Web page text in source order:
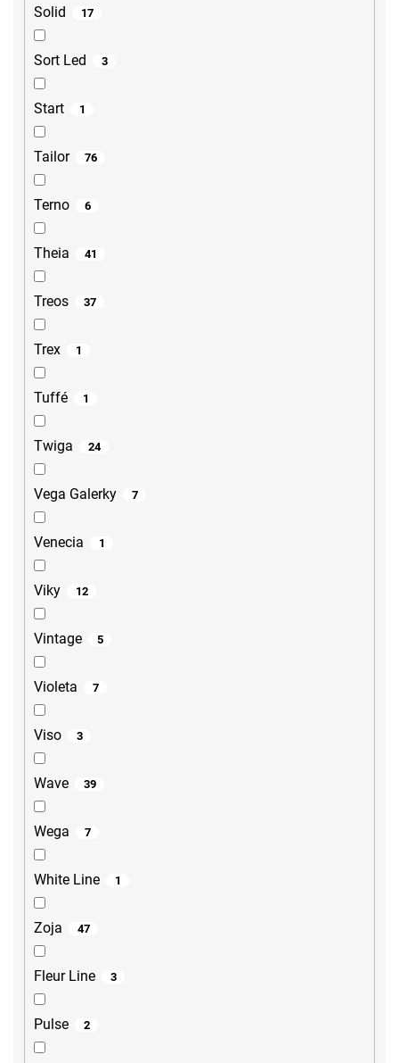
Solid 17
Sort Led 3
Start 1
Tailor 76
Terno 6
Theia 41
Treos 37
Trex 1
Tuffé 1
Twiga 24
Vega Galerky 7
Venecia 1
Viky 12
Vintage 5
Violeta 7
Viso 3
Wave 39
Wega 7
White Line 1
Zoja 47
Fleur Line 3
Pulse 2